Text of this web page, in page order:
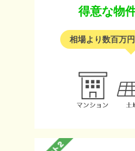
得意な物
相場より数百万